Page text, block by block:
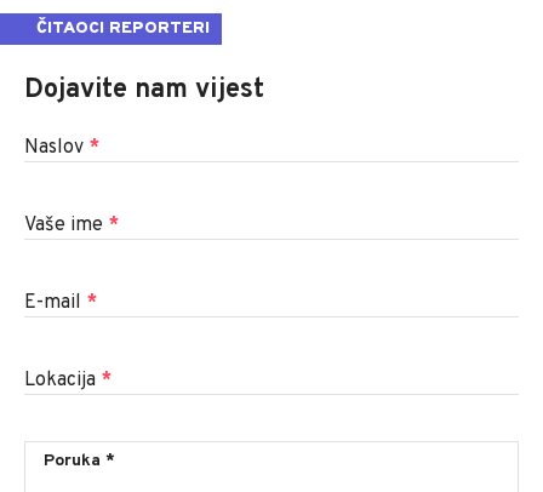
ČITAOCI REPORTERI
Dojavite nam vijest
Naslov *
Vaše ime *
E-mail *
Lokacija *